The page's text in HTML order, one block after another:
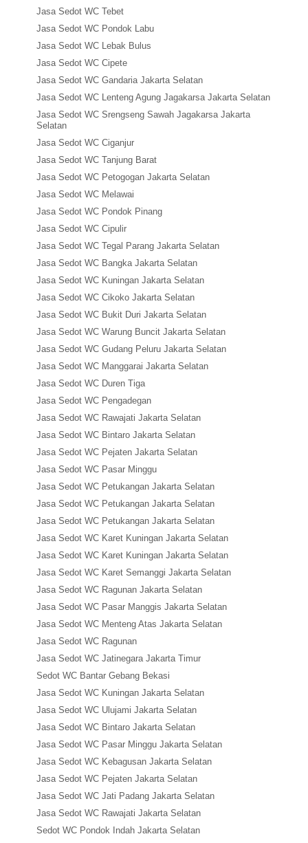
Jasa Sedot WC Tebet
Jasa Sedot WC Pondok Labu
Jasa Sedot WC Lebak Bulus
Jasa Sedot WC Cipete
Jasa Sedot WC Gandaria Jakarta Selatan
Jasa Sedot WC Lenteng Agung Jagakarsa Jakarta Selatan
Jasa Sedot WC Srengseng Sawah Jagakarsa Jakarta
Selatan
Jasa Sedot WC Ciganjur
Jasa Sedot WC Tanjung Barat
Jasa Sedot WC Petogogan Jakarta Selatan
Jasa Sedot WC Melawai
Jasa Sedot WC Pondok Pinang
Jasa Sedot WC Cipulir
Jasa Sedot WC Tegal Parang Jakarta Selatan
Jasa Sedot WC Bangka Jakarta Selatan
Jasa Sedot WC Kuningan Jakarta Selatan
Jasa Sedot WC Cikoko Jakarta Selatan
Jasa Sedot WC Bukit Duri Jakarta Selatan
Jasa Sedot WC Warung Buncit Jakarta Selatan
Jasa Sedot WC Gudang Peluru Jakarta Selatan
Jasa Sedot WC Manggarai Jakarta Selatan
Jasa Sedot WC Duren Tiga
Jasa Sedot WC Pengadegan
Jasa Sedot WC Rawajati Jakarta Selatan
Jasa Sedot WC Bintaro Jakarta Selatan
Jasa Sedot WC Pejaten Jakarta Selatan
Jasa Sedot WC Pasar Minggu
Jasa Sedot WC Petukangan Jakarta Selatan
Jasa Sedot WC Petukangan Jakarta Selatan
Jasa Sedot WC Petukangan Jakarta Selatan
Jasa Sedot WC Karet Kuningan Jakarta Selatan
Jasa Sedot WC Karet Kuningan Jakarta Selatan
Jasa Sedot WC Karet Semanggi Jakarta Selatan
Jasa Sedot WC Ragunan Jakarta Selatan
Jasa Sedot WC Pasar Manggis Jakarta Selatan
Jasa Sedot WC Menteng Atas Jakarta Selatan
Jasa Sedot WC Ragunan
Jasa Sedot WC Jatinegara Jakarta Timur
Sedot WC Bantar Gebang Bekasi
Jasa Sedot WC Kuningan Jakarta Selatan
Jasa Sedot WC Ulujami Jakarta Selatan
Jasa Sedot WC Bintaro Jakarta Selatan
Jasa Sedot WC Pasar Minggu Jakarta Selatan
Jasa Sedot WC Kebagusan Jakarta Selatan
Jasa Sedot WC Pejaten Jakarta Selatan
Jasa Sedot WC Jati Padang Jakarta Selatan
Jasa Sedot WC Rawajati Jakarta Selatan
Sedot WC Pondok Indah Jakarta Selatan